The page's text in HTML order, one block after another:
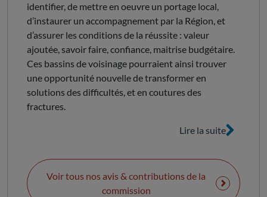
identifier, de mettre en oeuvre un portage local,
d’instaurer un accompagnement par la Région, et
d’assurer les conditions de la réussite : valeur
ajoutée, savoir faire, confiance, maitrise budgétaire.
Ces bassins de voisinage pourraient ainsi trouver
une opportunité nouvelle de transformer en
solutions des difficultés, et en coutures des
fractures.
Lire la suite
Voir tous nos avis & contributions de la
commission